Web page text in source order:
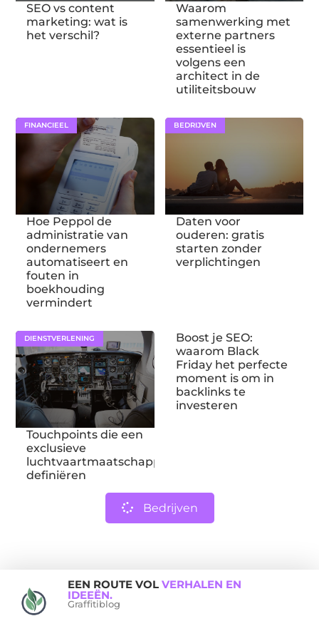
SEO vs content
marketing: wat is
het verschil?
Waarom
samenwerking met
externe partners
essentieel is
volgens een
architect in de
utiliteitsbouw
FINANCIEEL
Hoe Peppol de
administratie van
ondernemers
automatiseert en
fouten in
boekhouding
vermindert
BEDRIJVEN
Daten voor
ouderen: gratis
starten zonder
verplichtingen
DIENSTVERLENING
Touchpoints die een
exclusieve
luchtvaartmaatschappij
definiëren
Boost je SEO:
waarom Black
Friday het perfecte
moment is om in
backlinks te
investeren
Bedrijven
EEN ROUTE VOL VERHALEN EN
IDEEËN.
Graffitiblog